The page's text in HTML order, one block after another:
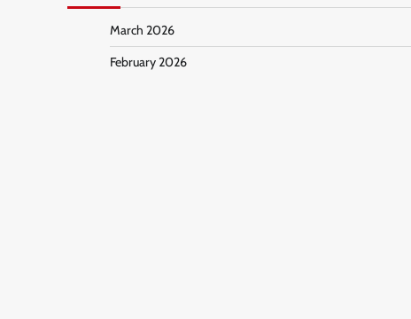
March 2026
February 2026